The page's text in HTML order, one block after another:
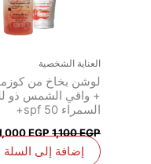
العناية الشخصية
لوشن بخاخ من كوزمو أبي
+ واقي الشمس ذو للبشرة
1,100
1,000EGP
إضافة إلى السلة